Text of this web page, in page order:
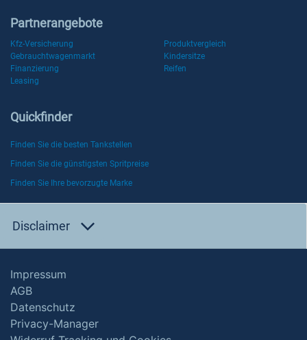
Partnerangebote
Kfz-Versicherung
Produktvergleich
Gebrauchtwagenmarkt
Kindersitze
Finanzierung
Reifen
Leasing
Quickfinder
Finden Sie die besten Tankstellen
Finden Sie die günstigsten Spritpreise
Finden Sie Ihre bevorzugte Marke
Disclaimer
Impressum
AGB
Datenschutz
Privacy-Manager